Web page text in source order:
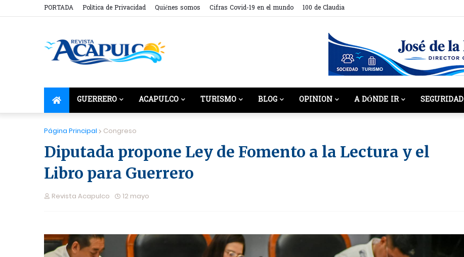
PORTADA Política de Privacidad Quiénes somos Cifras Covid-19 en el mundo 100 de Claudia
GUERRERO ACAPULCO TURISMO BLOG OPINION A DÓNDE IR SEGURIDAD
Página Principal Congreso
Diputada propone Ley de Fomento a la Lectura y el
Libro para Guerrero
Revista Acapulco 12 mayo